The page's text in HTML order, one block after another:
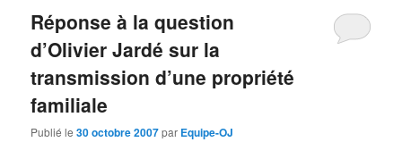
Réponse à la question
d’Olivier Jardé sur la
transmission d’une propriété
familiale
Publié le30 octobre 2007par Equipe-OJ